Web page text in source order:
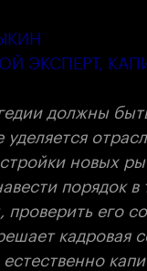
ЭКСПЕРТ,
должны
уделяется
новых
порядок
его
кадровая